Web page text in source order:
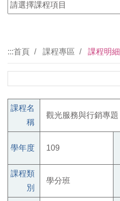
:::首頁 課程專區 課程明細
課程名
稱
觀光服務與行銷專題
學年度 109
課程類
別
學分班